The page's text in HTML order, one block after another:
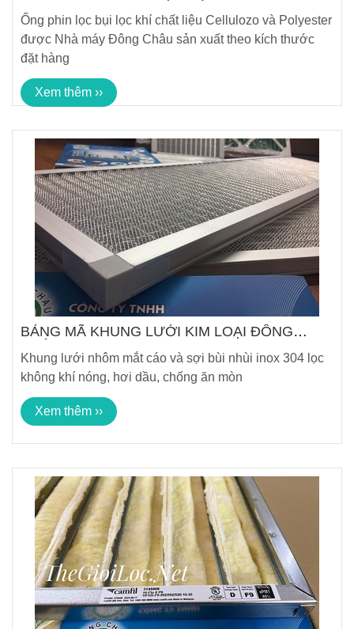
Ống phin lọc bụi lọc khí chất liệu Cellulozo và Polyester
được Nhà máy Đông Châu sản xuất theo kích thước
đặt hàng
Xem thêm ››
BẢNG MÃ KHUNG LƯỚI KIM LOẠI ĐÔNG
Khung lưới nhôm mắt cáo và sợi bùi nhùi inox 304 lọc
không khí nóng, hơi dầu, chống ăn mòn
Xem thêm ››